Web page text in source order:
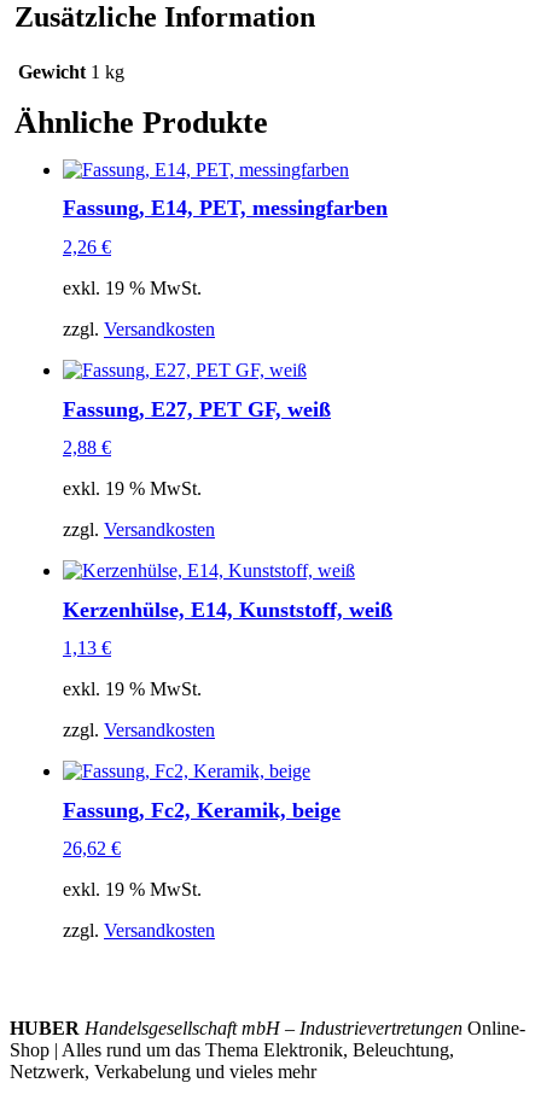
Zusätzliche Information
Gewicht 1 kg
Ähnliche Produkte
Fassung, E14, PET, messingfarben
2,26 €
exkl. 19 % MwSt.
zzgl. Versandkosten
Fassung, E27, PET GF, weiß
2,88 €
exkl. 19 % MwSt.
zzgl. Versandkosten
Kerzenhülse, E14, Kunststoff, weiß
1,13 €
exkl. 19 % MwSt.
zzgl. Versandkosten
Fassung, Fc2, Keramik, beige
26,62 €
exkl. 19 % MwSt.
zzgl. Versandkosten
HUBER Handelsgesellschaft mbH – Industrievertretungen Online-
Shop | Alles rund um das Thema Elektronik, Beleuchtung,
Netzwerk, Verkabelung und vieles mehr